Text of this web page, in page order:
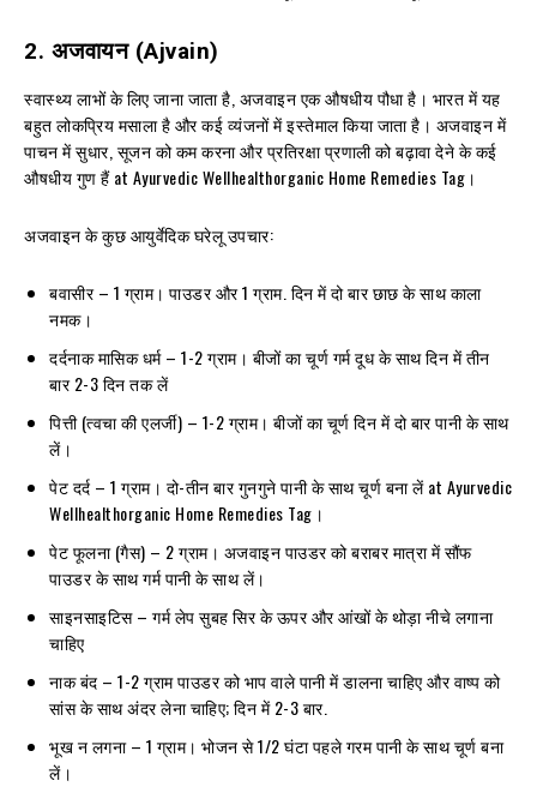
2. अजवायन (Ajvain)
स्वास्थ्य लाभों के लिए जाना जाता है, अजवाइन एक औषधीय पौधा है। भारत में यह
बहुत लोकप्रिय मसाला है और कई व्यंजनों में इस्तेमाल किया जाता है। अजवाइन में
पाचन में सुधार, सूजन को कम करना और प्रतिरक्षा प्रणाली को बढ़ावा देने के कई
औषधीय गुण हैं at Ayurvedic Wellhealthorganic Home Remedies Tag।
अजवाइन के कुछ आयुर्वेदिक घरेलू उपचार:
बवासीर – 1 ग्राम। पाउडर और 1 ग्राम. दिन में दो बार छाछ के साथ काला
नमक।
दर्दनाक मासिक धर्म – 1-2 ग्राम। बीजों का चूर्ण गर्म दूध के साथ दिन में तीन
बार 2-3 दिन तक लें
पित्ती (त्वचा की एलर्जी) – 1-2 ग्राम। बीजों का चूर्ण दिन में दो बार पानी के साथ
लें।
पेट दर्द – 1 ग्राम। दो-तीन बार गुनगुने पानी के साथ चूर्ण बना लें at Ayurvedic
Wellhealthorganic Home Remedies Tag।
पेट फूलना (गैस) – 2 ग्राम। अजवाइन पाउडर को बराबर मात्रा में सौंफ
पाउडर के साथ गर्म पानी के साथ लें।
साइनसाइटिस – गर्म लेप सुबह सिर के ऊपर और आंखों के थोड़ा नीचे लगाना
चाहिए
नाक बंद – 1-2 ग्राम पाउडर को भाप वाले पानी में डालना चाहिए और वाष्प को
सांस के साथ अंदर लेना चाहिए; दिन में 2-3 बार.
भूख न लगना – 1 ग्राम। भोजन से 1/2 घंटा पहले गरम पानी के साथ चूर्ण बना
लें।